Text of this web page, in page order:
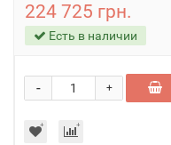
224 725 грн.
Есть в наличии
+
-